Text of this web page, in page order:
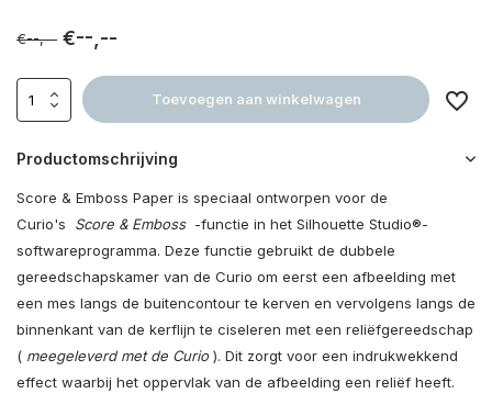
€--,-- €--,--
Toevoegen aan winkelwagen
Productomschrijving
Score & Emboss Paper is speciaal ontworpen voor de
Curio's Score & Emboss-functie in het Silhouette Studio®-
softwareprogramma. Deze functie gebruikt de dubbele
gereedschapskamer van de Curio om eerst een afbeelding met
een mes langs de buitencontour te kerven en vervolgens langs de
binnenkant van de kerflijn te ciseleren met een reliëfgereedschap
( meegeleverd met de Curio). Dit zorgt voor een indrukwekkend
effect waarbij het oppervlak van de afbeelding een reliëf heeft.